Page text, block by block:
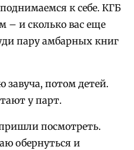
к себе. КГБ
– и сколько вас еще
пару амбарных книг
завуча, потом детей.
у парт.
посмотреть.
обернуться и